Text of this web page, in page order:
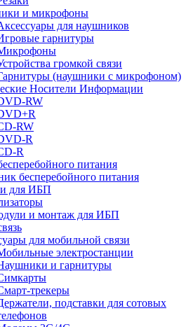
и микрофоны
для наушников
гарнитуры
громкой связи
(наушники с микрофоном)
Носители Информации
RW
RW
R
R
питания
бесперебойного питания
для ИБП
и монтаж для ИБП
для мобильной связи
электростанции
и гарнитуры
трекеры
подставки для сотовых